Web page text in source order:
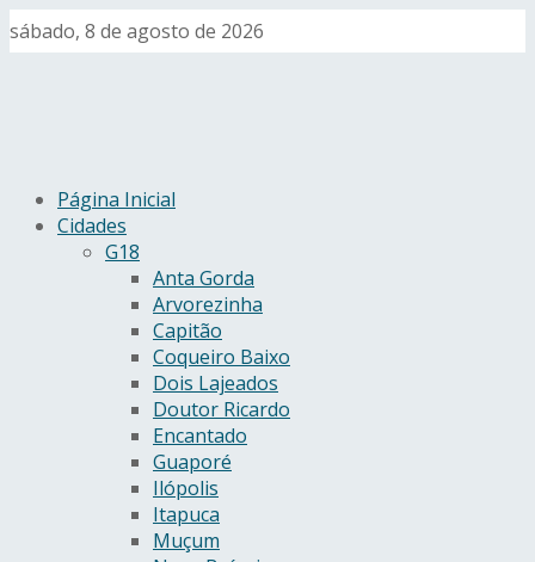
sábado, 8 de agosto de 2026
Página Inicial
Cidades
G18
Anta Gorda
Arvorezinha
Capitão
Coqueiro Baixo
Dois Lajeados
Doutor Ricardo
Encantado
Guaporé
Ilópolis
Itapuca
Muçum